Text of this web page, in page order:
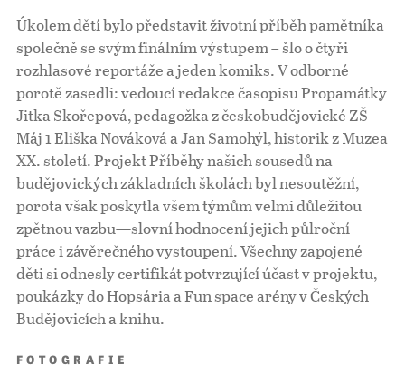
Úkolem dětí bylo představit životní příběh pamětníka
společně se svým finálním výstupem – šlo o čtyři
rozhlasové reportáže a jeden komiks. V odborné
porotě zasedli: vedoucí redakce časopisu Propamátky
Jitka Skořepová, pedagožka z českobudějovické ZŠ
Máj 1 Eliška Nováková a Jan Samohýl, historik z Muzea
XX. století. Projekt Příběhy našich sousedů na
budějovických základních školách byl nesoutěžní,
porota však poskytla všem týmům velmi důležitou
zpětnou vazbu—slovní hodnocení jejich půlroční
práce i závěrečného vystoupení. Všechny zapojené
děti si odnesly certifikát potvrzující účast v projektu,
poukázky do Hopsária a Fun space arény v Českých
Budějovicích a knihu.
FOTOGRAFIE